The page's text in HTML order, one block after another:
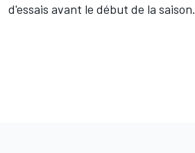
d'essais avant le début de la saison.